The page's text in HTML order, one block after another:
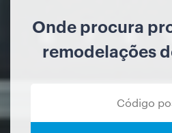
Onde procura
remodelações